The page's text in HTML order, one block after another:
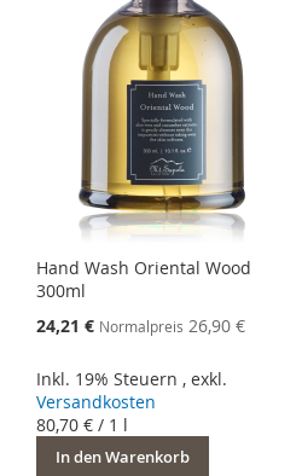
Hand Wash Oriental Wood
300ml
Sonderangebot
24,21 € Normalpreis 26,90 €
Inkl. 19% Steuern ,exkl.
Versandkosten
80,70 € / 1 l
In den Warenkorb